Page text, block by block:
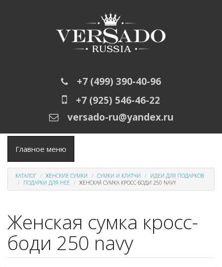
+7 (499) 390-40-96
+7 (925) 546-46-22
versado-ru@yandex.ru
Главное меню
КАТАЛОГ ЖЕНСКИЕ СУМКИ СУМКИ И КЛАТЧИ
ИДЕИ ДЛЯ ПОДАРКОВ
ПОДАРКИ ДЛЯ НЕЕ
ЖЕНСКАЯ СУМКА КРОСС-БОДИ 250 NAVY
Женская сумка кросс-
боди 250 navy